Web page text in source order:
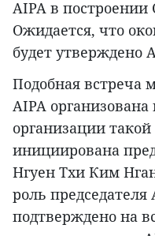
AIPA в
Ожидается, что
будет утверждено
Подобная встреча
AIPA
организации
инициирована
Нгуен Тхи Ким
роль председателя
подтверждено на